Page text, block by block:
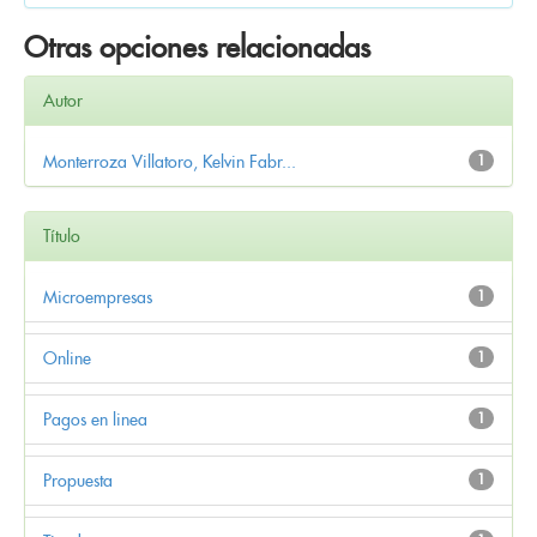
Otras opciones relacionadas
Autor
1
Monterroza Villatoro, Kelvin Fabr...
Título
1
Microempresas
1
Online
1
Pagos en linea
1
Propuesta